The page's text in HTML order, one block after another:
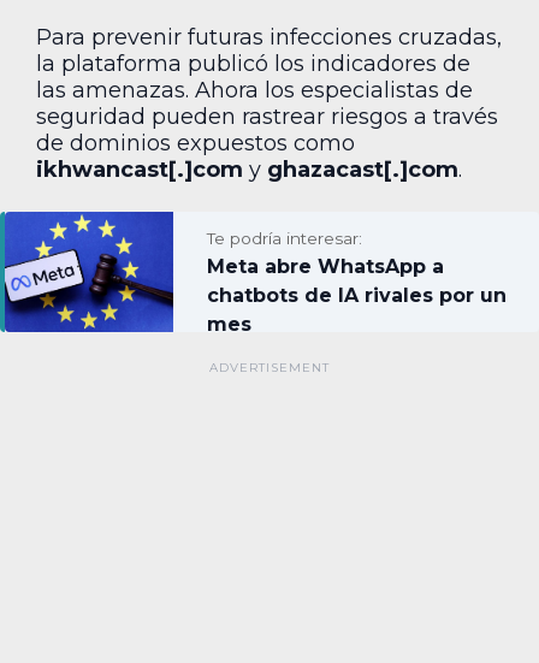
Para prevenir futuras infecciones cruzadas,
la plataforma publicó los indicadores de
las amenazas. Ahora los especialistas de
seguridad pueden rastrear riesgos a través
de dominios expuestos como
ikhwancast[.]com y ghazacast[.]com.
Te podría interesar:
Meta abre WhatsApp a
chatbots de IA rivales por un
mes